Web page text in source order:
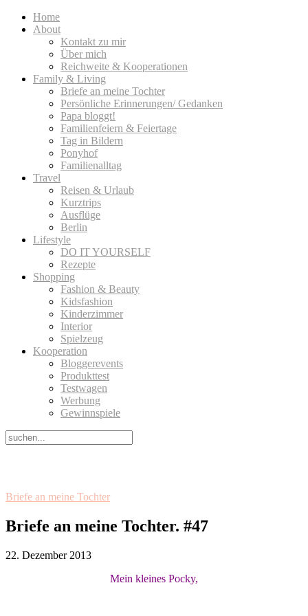
Home
About
Kontakt zu mir
Über mich
Reichweite & Kooperationen
Family & Living
Briefe an meine Tochter
Persönliche Erinnerungen/ Gedanken
Papa bloggt!
Familienfeiern & Feiertage
Tag in Bildern
Ponyhof
Familienalltag
Travel
Reisen & Urlaub
Kurztrips
Ausflüge
Berlin
Lifestyle
DO IT YOURSELF
Rezepte
Shopping
Fashion & Beauty
Kidsfashion
Kinderzimmer
Interior
Spielzeug
Kooperation
Bloggerevents
Produkttest
Testwagen
Werbung
Gewinnspiele
Briefe an meine Tochter
Briefe an meine Tochter. #47
22. Dezember 2013
Mein kleines Pocky,